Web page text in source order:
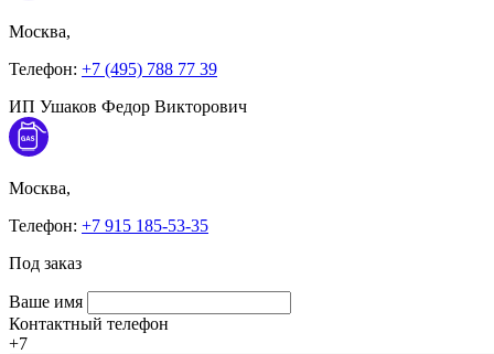
Москва,
Телефон: +7 (495) 788 77 39
ИП Ушаков Федор Викторович
Москва,
Телефон: +7 915 185-53-35
Под заказ
Ваше имя
Контактный телефон
+7